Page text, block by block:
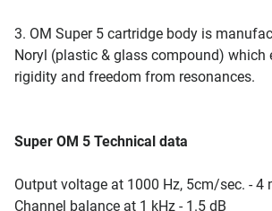
3. OM Super 5 cartridge body is
Noryl (plastic & glass compound) which
rigidity and freedom from resonances.
Super OM 5 Technical data
Output voltage at 1000 Hz, 5cm/sec. - 4
Channel balance at 1 kHz - 1.5 dB